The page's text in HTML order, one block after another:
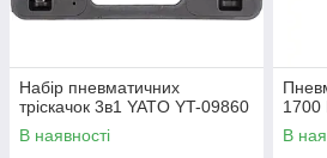
Набір пневматичних
тріскачок 3в1 YATO YT-09860
В наявності
1700
В